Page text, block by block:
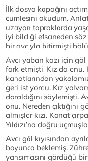
İlk dosya kapağını
cümlesini okudum.
uzayan topraklarda
iyi bildiği efsaneden
bir avcıyla bitirmişti
Avcı yaban kazı için göl
fark etmişti. Kız da onu.
kanatlarından
geri istiyordu. Kız
daraldığını söylemişti.
onu. Nereden çıktığını
almışlar kızı. Kanat
Yıldızı’na doğru
Avcı göl kıyısından
boyunca beklemiş. Zühre
yansımasını gördüğü